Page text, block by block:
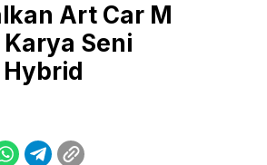
Art Car M
Seni